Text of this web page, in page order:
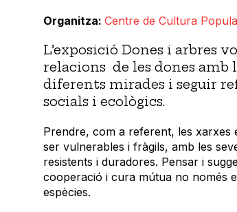
Organitza Centre de Cultura
L’exposició Dones i arbres
relacions de les dones amb
diferents mirades i seguir
socials i ecològics.
Prendre, com a referent, les xarxes
ser vulnerables i fràgils, amb les
resistents i duradores. Pensar i
cooperació i cura mútua no només
espècies.